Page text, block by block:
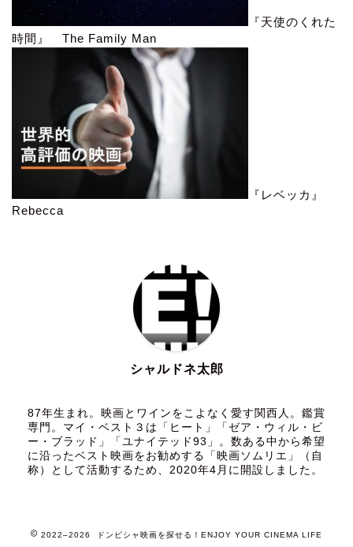
『天使のくれた
時間』 The Family Man
『レベッカ』
Rebecca
シャルドネ太郎
87年生まれ。映画とワインをこよなく愛す関西人。鑑賞
専門。マイ・ベスト３は「ヒート」「ゼア・ウィル・ビ
ー・ブラッド」「ユナイテッド93」。数ある中から希望
に沿ったベスト映画をお勧めする「映画ソムリエ」（自
称）として活動するため、2020年4月に開設しました。
2022–2026 ドンピシャ映画を探せる！ENJOY YOUR CINEMA LIFE